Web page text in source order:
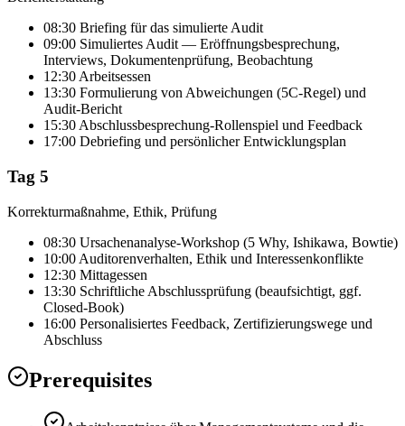
08:30 Briefing für das simulierte Audit
09:00 Simuliertes Audit — Eröffnungsbesprechung,
Interviews, Dokumentenprüfung, Beobachtung
12:30 Arbeitsessen
13:30 Formulierung von Abweichungen (5C-Regel) und
Audit-Bericht
15:30 Abschlussbesprechung-Rollenspiel und Feedback
17:00 Debriefing und persönlicher Entwicklungsplan
Tag 5
Korrekturmaßnahme, Ethik, Prüfung
08:30 Ursachenanalyse-Workshop (5 Why, Ishikawa, Bowtie)
10:00 Auditorenverhalten, Ethik und Interessenkonflikte
12:30 Mittagessen
13:30 Schriftliche Abschlussprüfung (beaufsichtigt, ggf.
Closed-Book)
16:00 Personalisiertes Feedback, Zertifizierungswege und
Abschluss
Prerequisites